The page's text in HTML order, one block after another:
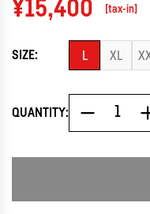
price
¥15,400 [tax-in]
SIZE: L XL
QUANTITY: